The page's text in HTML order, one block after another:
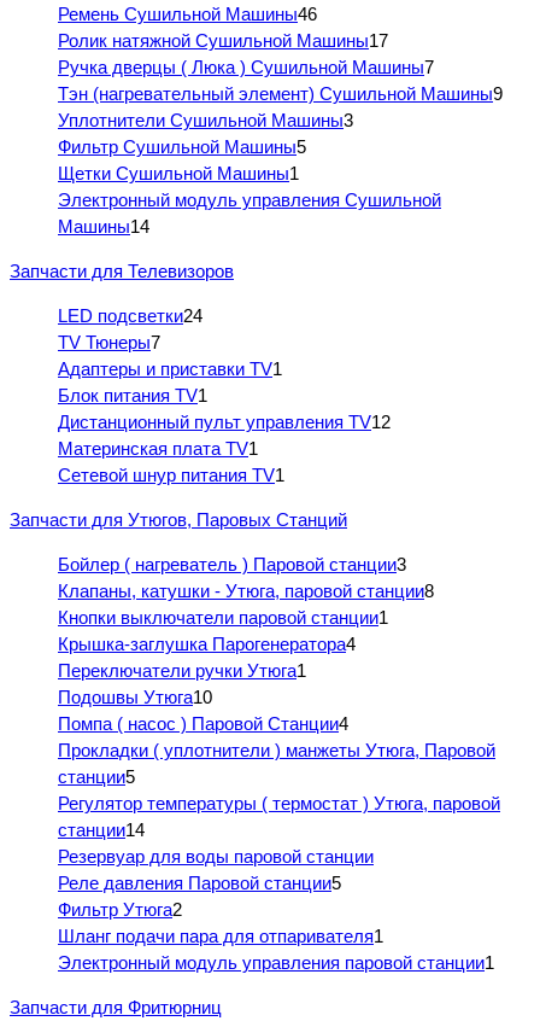
Ремень Сушильной Машины46
Ролик натяжной Сушильной Машины17
Ручка дверцы ( Люка ) Сушильной Машины7
Тэн (нагревательный элемент) Сушильной Машины9
Уплотнители Сушильной Машины3
Фильтр Сушильной Машины5
Щетки Сушильной Машины1
Электронный модуль управления Сушильной
Машины14
Запчасти для Телевизоров
LED подсветки24
TV Тюнеры7
Адаптеры и приставки TV1
Блок питания TV1
Дистанционный пульт управления TV12
Материнская плата TV1
Сетевой шнур питания TV1
Запчасти для Утюгов, Паровых Станций
Бойлер ( нагреватель ) Паровой станции3
Клапаны, катушки - Утюга, паровой станции8
Кнопки выключатели паровой станции1
Крышка-заглушка Парогенератора4
Переключатели ручки Утюга1
Подошвы Утюга10
Помпа ( насос ) Паровой Станции4
Прокладки ( уплотнители ) манжеты Утюга, Паровой
станции5
Регулятор температуры ( термостат ) Утюга, паровой
станции14
Резервуар для воды паровой станции
Реле давления Паровой станции5
Фильтр Утюга2
Шланг подачи пара для отпаривателя1
Электронный модуль управления паровой станции1
Запчасти для Фритюрниц